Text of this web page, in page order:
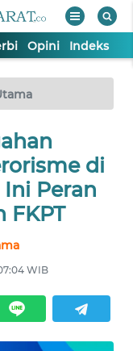
Opini Indeks
di
Peran
FKPT
WIB